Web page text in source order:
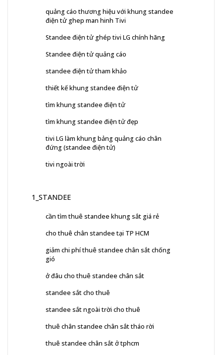
quảng cáo thương hiệu với khung standee
điện tử ghep man hinh Tivi
Standee điện tử ghép tivi LG chính hãng
Standee điện tử quảng cáo
standee điện tử tham khảo
thiết kế khung standee điện tử
tìm khung standee điện tử
tìm khung standee điện tử đẹp
tivi LG làm khung bảng quảng cáo chân
đứng (standee điện tử)
tivi ngoài trời
1_STANDEE
cần tìm thuê standee khung sắt giá rẻ
cho thuê chân standee tại TP HCM
giảm chi phí thuê standee chân sắt chống
gió
ở đâu cho thuê standee chân sắt
standee sắt cho thuê
standee sắt ngoài trời cho thuê
thuê chân standee chân sắt tháo rời
thuê standee chân sắt ở tphcm